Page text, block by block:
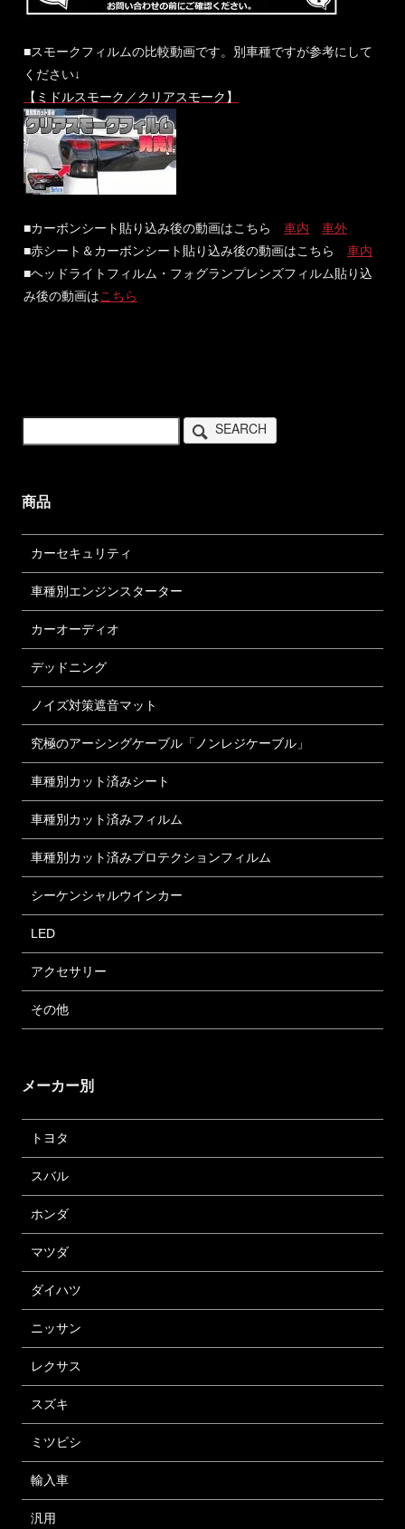
■スモークフィルムの比較動画です。別車種ですが参考にして
ください↓
【ミドルスモーク／クリアスモーク】
■カーボンシート貼り込み後の動画はこちら車内
車外
■赤シート＆カーボンシート貼り込み後の動画はこちら車内
■ヘッドライトフィルム・フォグランプレンズフィルム貼り込
み後の動画はこちら
SEARCH
商品
カーセキュリティ
車種別エンジンスターター
カーオーディオ
デッドニング
ノイズ対策遮音マット
究極のアーシングケーブル「ノンレジケーブル」
車種別カット済みシート
車種別カット済みフィルム
車種別カット済みプロテクションフィルム
シーケンシャルウインカー
LED
アクセサリー
その他
メーカー別
トヨタ
スバル
ホンダ
マツダ
ダイハツ
ニッサン
レクサス
スズキ
ミツビシ
輸入車
汎用